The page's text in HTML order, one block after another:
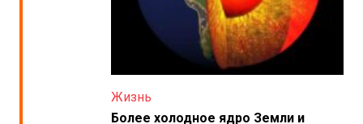
Жизнь
Более холодное ядро Земли и